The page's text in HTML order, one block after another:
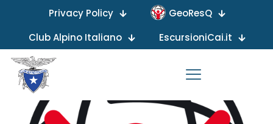
Privacy Policy
GeoResQ
Club Alpino Italiano
EscursioniCai.it
Categories Tags Authors Show all